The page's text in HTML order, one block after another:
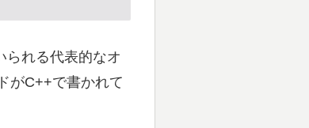
られる代表的なオ
がC++で書かれて